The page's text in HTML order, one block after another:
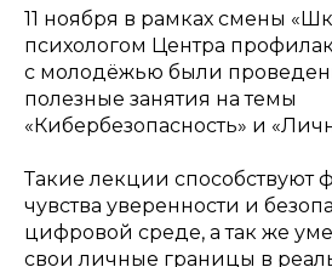
11 ноября в рамках смены
психологом Центра
с молодёжью были
полезные занятия на темы
«Кибербезопасность» и
Такие лекции
чувства уверенности и
цифровой среде, а так же
свои личные границы в